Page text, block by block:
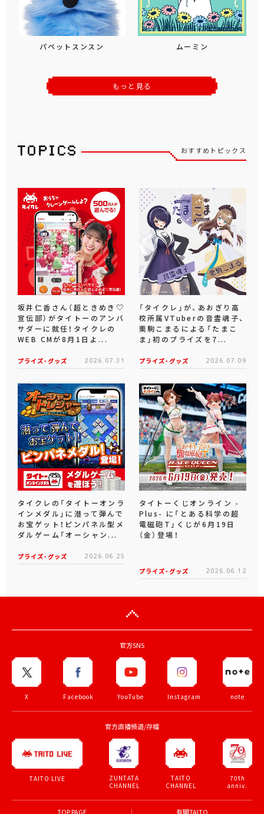
パペットスンスン ムーミン
もっと見る
おすすめトピックス
坂井仁香さん（超ときめき♡
宣伝部）がタイトーのアンバ
サダーに就任！タイクレの
WEB CMが8月1日よ...
プライズ・グッズ 2026.07.31
「タイクレ」が、あおぎり高
校所属VTuberの音霊魂子、
栗駒こまるによる「たまこ
ま」初のプライズを7...
プライズ・グッズ 2026.07.09
タイクレの「タイトーオンラ
インメダル」に潜って弾んで
お宝ゲット！ピンパネル型メ
ダルゲーム「オーシャン...
プライズ・グッズ 2026.06.25
タイトーくじオンライン -
Plus- に「とある科学の超
電磁砲T」くじが6月19日
（金）登場！
プライズ・グッズ 2026.06.12
官方SNS
X Facebook YouTube Instagram note
官方直播頻道/存檔
TAITO LIVE
ZUNTATA
CHANNEL
TAITO
CHANNEL
70th
anniv.